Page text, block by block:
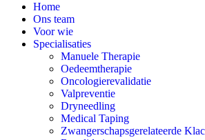
Home
Ons team
Voor wie
Specialisaties
Manuele Therapie
Oedeemtherapie
Oncologierevalidatie
Valpreventie
Dryneedling
Medical Taping
Zwangerschapsgerelateerde